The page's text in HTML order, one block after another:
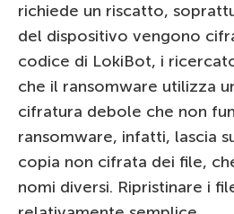
richiede un riscatto,
del dispositivo vengono
codice di LokiBot, i
che il ransomware utilizza
cifratura debole che non
ransomware, infatti, lascia
copia non cifrata dei file,
nomi diversi. Ripristinare i